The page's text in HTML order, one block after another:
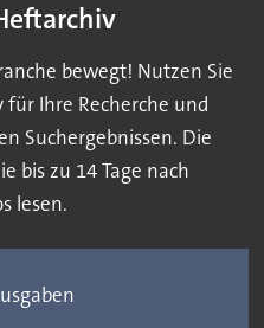
bewegt! Nutzen Sie
Ihre Recherche und
Suchergebnissen. Die
bis zu 14 Tage nach
lesen.